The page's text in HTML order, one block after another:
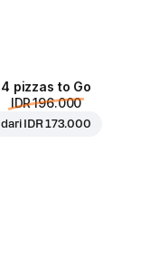
4 pizzas to Go
IDR 196.000
dari IDR 173.000